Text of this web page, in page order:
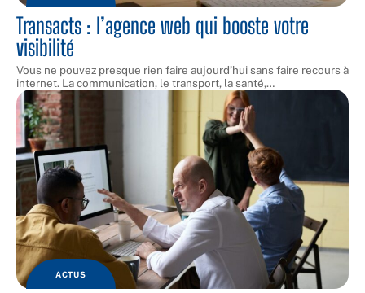
Transacts : l’agence web qui booste votre
visibilité
Vous ne pouvez presque rien faire aujourd’hui sans faire recours à
internet. La communication, le transport, la santé,…
ACTUS